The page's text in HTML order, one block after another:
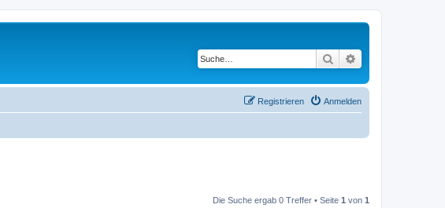
Suche
Anmelden
Registrieren
Die Suche ergab 0 Treffer • Seite 1 von 1